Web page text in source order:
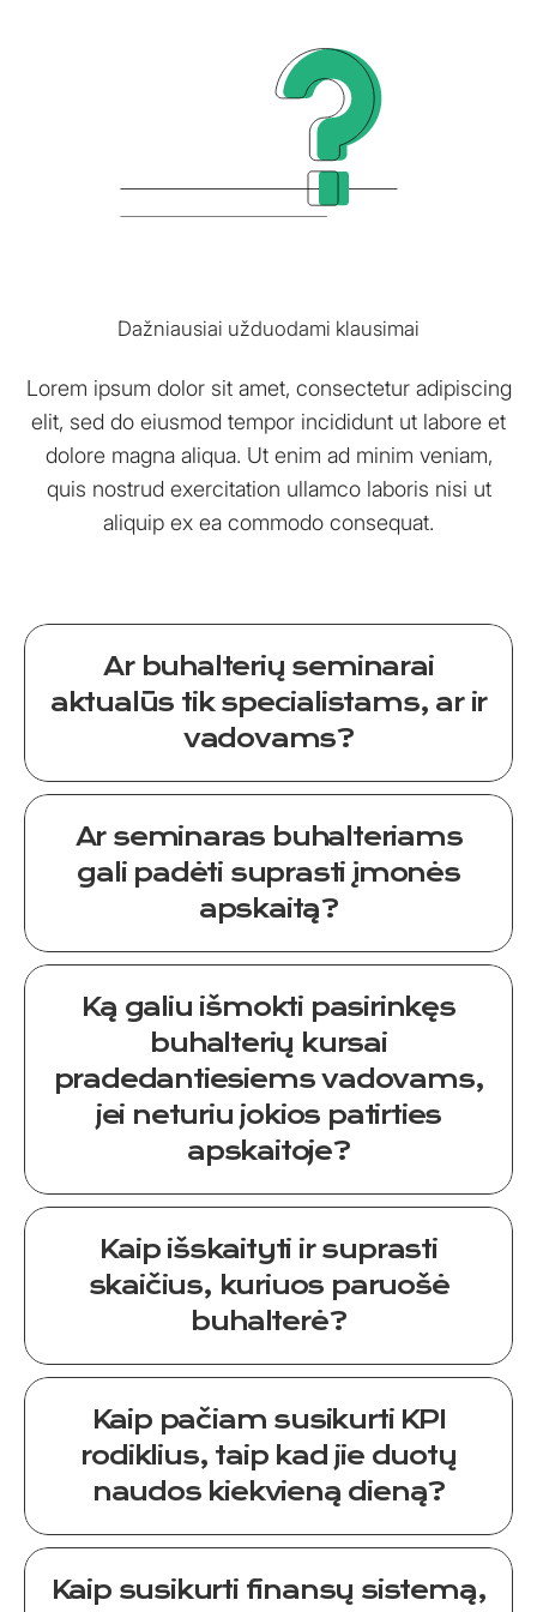
Dažniausiai užduodami klausimai
Lorem ipsum dolor sit amet, consectetur adipiscing
elit, sed do eiusmod tempor incididunt ut labore et
dolore magna aliqua. Ut enim ad minim veniam,
quis nostrud exercitation ullamco laboris nisi ut
aliquip ex ea commodo consequat.
Ar buhalterių seminarai
aktualūs tik specialistams, ar ir
vadovams?
Ar seminaras buhalteriams
gali padėti suprasti įmonės
apskaitą?
Ką galiu išmokti pasirinkęs
buhalterių kursai
pradedantiesiems vadovams,
jei neturiu jokios patirties
apskaitoje?
Jūs išmoksite:
kaip skaičiuojama savikaina ir pelnas,
kaip suprasti buhalterės pateiktas
ataskaitas,
kaip planuoti mokesčius ir pinigų srautą,
Kaip išskaityti ir suprasti
skaičius, kuriuos paruošė
buhalterė?
Kaip pačiam susikurti KPI
rodiklius, taip kad jie duotų
naudos kiekvieną dieną?
Kaip susikurti finansų sistemą,